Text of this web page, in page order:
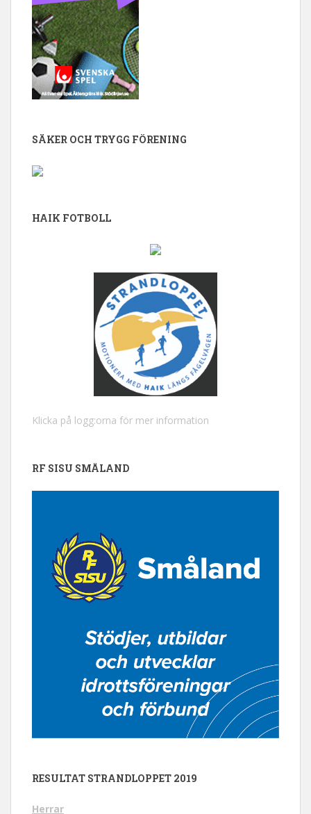
SÄKER OCH TRYGG FÖRENING
HAIK FOTBOLL
Klicka på logg:orna för mer information
RF SISU SMÅLAND
RESULTAT STRANDLOPPET 2019
Herrar